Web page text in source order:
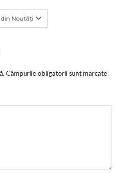
Noutăți
Câmpurile obligatorii sunt marcate